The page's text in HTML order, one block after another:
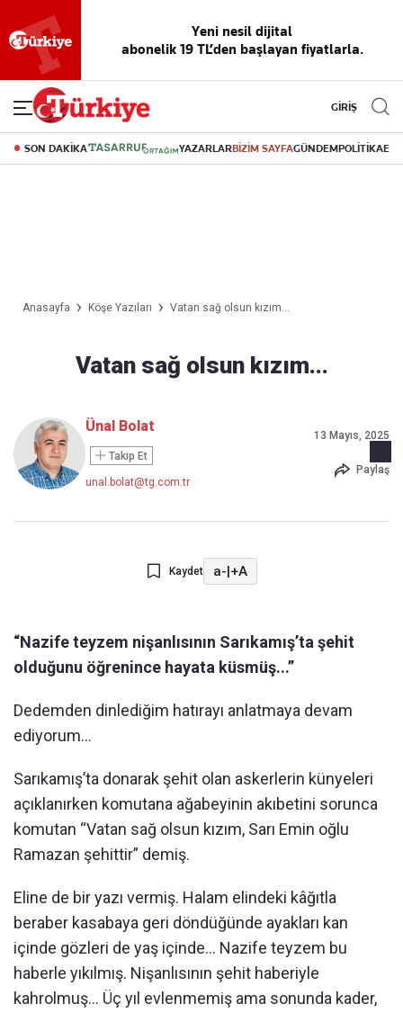
Yeni nesil dijital
abonelik 19 TL’den başlayan fiyatlarla.
GİRİŞ
SON DAKİKA YAZARLARBİZİM SAYFAGÜNDEMPOLİTİKA
Anasayfa Köşe Yazıları Vatan sağ olsun kızım...
Vatan sağ olsun kızım...
Ünal Bolat
Takip Et
unal.bolat@tg.com.tr
13 Mayıs, 2025
Paylaş
Kaydet a-|+A
“Nazife teyzem nişanlısının Sarıkamış’ta şehit
olduğunu öğrenince hayata küsmüş...”
Dedemden dinlediğim hatırayı anlatmaya devam
ediyorum...
Sarıkamış’ta donarak şehit olan askerlerin künyeleri
açıklanırken komutana ağabeyinin akıbetini sorunca
komutan “Vatan sağ olsun kızım, Sarı Emin oğlu
Ramazan şehittir” demiş.
Eline de bir yazı vermiş. Halam elindeki kâğıtla
beraber kasabaya geri döndüğünde ayakları kan
içinde gözleri de yaş içinde... Nazife teyzem bu
haberle yıkılmış. Nişanlısının şehit haberiyle
kahrolmuş... Üç yıl evlenmemiş ama sonunda kader,